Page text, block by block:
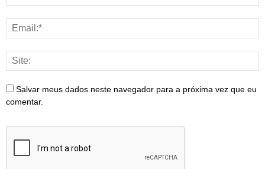
Salvar meus dados neste navegador para a próxima vez que eu
comentar.